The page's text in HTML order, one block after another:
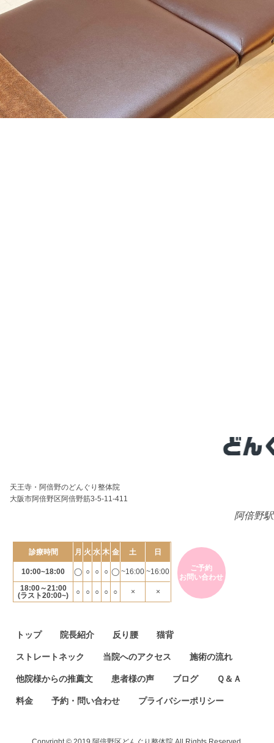
天王寺・阿倍野のどんぐり整体院
大阪市阿倍野区阿倍野筋3-5-11-411
阿倍野
診療時間 月 火 水 木 金 土 日
10:00~18:00 ◯ ○ ○ ○ ◯ ~16:00 ~16:00
18:00～21:00
(ラスト20:00~)
○ ○ ○ ○ ○ × ×
ご予約
お問い合わせ
トップ 院長紹介 反り腰 猫背
ストレートネック 当院へのアクセス 施術の流れ
他院様からの推薦文 患者様の声 ブログ Ｑ＆Ａ
料金 予約・問い合わせ プライバシーポリシー